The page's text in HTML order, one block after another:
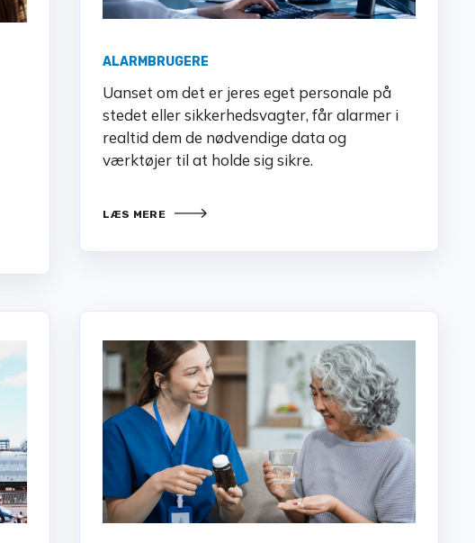
ALARMBRUGERE
Uanset om det er jeres eget personale på
stedet eller sikkerhedsvagter, får alarmer i
realtid dem de nødvendige data og
værktøjer til at holde sig sikre.
LÆS MERE